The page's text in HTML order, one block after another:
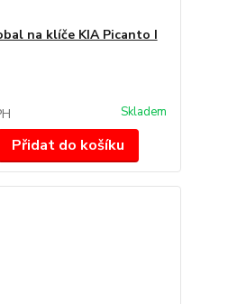
na klíče KIA Picanto I
Skladem
Přidat do košíku